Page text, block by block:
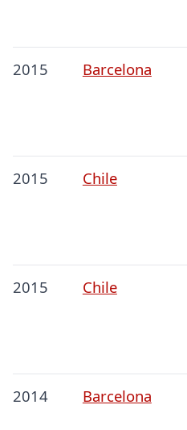
2015 Barcelona
2015 Chile
2015 Chile
2014 Barcelona